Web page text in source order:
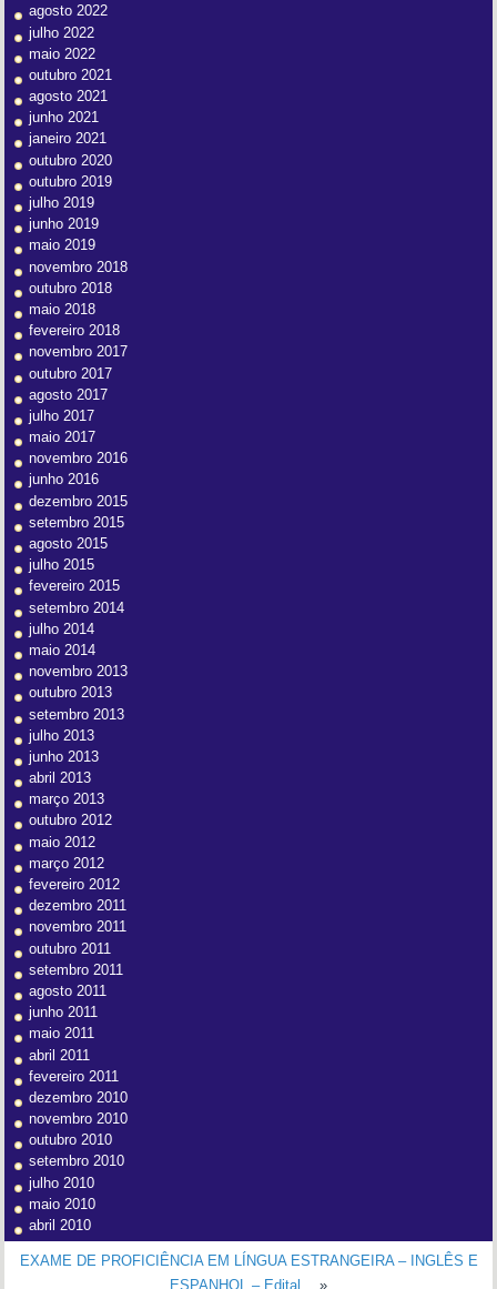
agosto 2022
julho 2022
maio 2022
outubro 2021
agosto 2021
junho 2021
janeiro 2021
outubro 2020
outubro 2019
julho 2019
junho 2019
maio 2019
novembro 2018
outubro 2018
maio 2018
fevereiro 2018
novembro 2017
outubro 2017
agosto 2017
julho 2017
maio 2017
novembro 2016
junho 2016
dezembro 2015
setembro 2015
agosto 2015
julho 2015
fevereiro 2015
setembro 2014
julho 2014
maio 2014
novembro 2013
outubro 2013
setembro 2013
julho 2013
junho 2013
abril 2013
março 2013
outubro 2012
maio 2012
março 2012
fevereiro 2012
dezembro 2011
novembro 2011
outubro 2011
setembro 2011
agosto 2011
junho 2011
maio 2011
abril 2011
fevereiro 2011
dezembro 2010
novembro 2010
outubro 2010
setembro 2010
julho 2010
maio 2010
abril 2010
EXAME DE PROFICIÊNCIA EM LÍNGUA ESTRANGEIRA – INGLÊS E
ESPANHOL – Edital…
»